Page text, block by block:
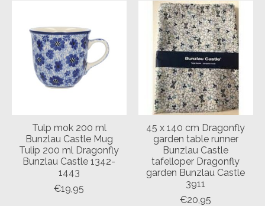
Tulp mok 200 ml
Bunzlau Castle Mug
Tulip 200 ml Dragonfly
Bunzlau Castle 1342-
1443
€19,95
45 x 140 cm Dragonfly
garden table runner
Bunzlau Castle
tafelloper Dragonfly
garden Bunzlau Castle
3911
€20,95